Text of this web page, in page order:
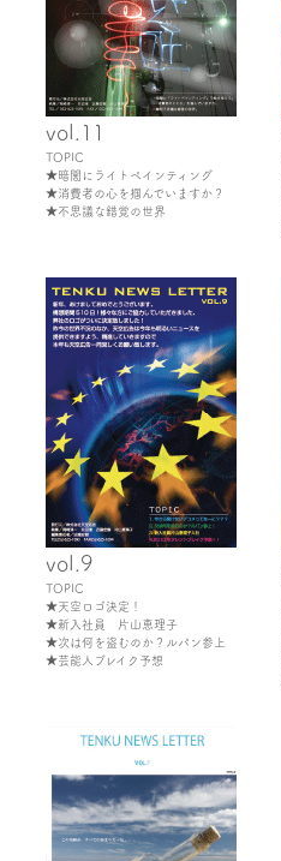
vol.11
TOPIC
★暗闇にライトペインティング
★消費者の心を掴んでいますか？
★不思議な錯覚の世界
vol.9
TOPIC
★天空ロゴ決定！
★新入社員 片山恵理子
★次は何を盗むのか？ルパン参上
★芸能人ブレイク予想